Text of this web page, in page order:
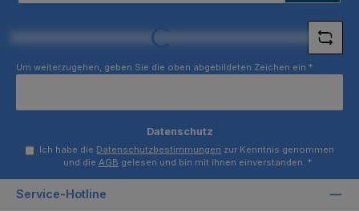
Loading...
Um weiterzugehen, geben Sie die oben abgebildeten Zeichen ein *
Datenschutz
Ich habe die Datenschutzbestimmungen zur Kenntnis genommen
und die AGB gelesen und bin mit ihnen einverstanden. *
Service-Hotline